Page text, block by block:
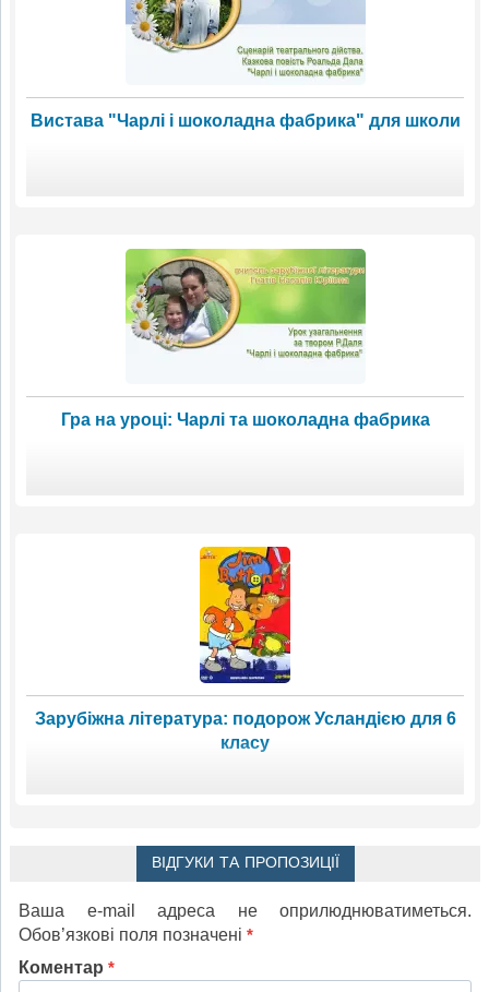
Вистава "Чарлі і шоколадна фабрика" для школи
Гра на уроці: Чарлі та шоколадна фабрика
Зарубіжна література: подорож Усландією для 6
класу
ВІДГУКИ ТА ПРОПОЗИЦІЇ
Ваша e-mail адреса не оприлюднюватиметься.
Обов’язкові поля позначені *
Коментар *